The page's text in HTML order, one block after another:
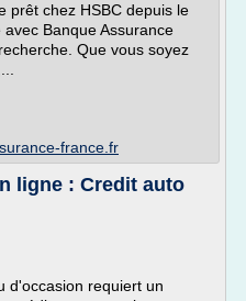
prêt chez HSBC depuis le
Banque Assurance
Que vous soyez
france.fr
ligne : Credit auto
d'occasion requiert un